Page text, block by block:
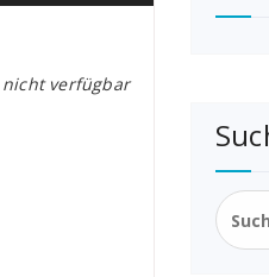
nicht verfügbar
Suchen
nach: